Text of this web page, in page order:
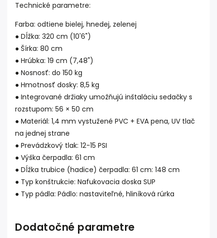
Technické parametre:
Farba: odtiene bielej, hnedej, zelenej
● Dĺžka: 320 cm (10'6")
● Šírka: 80 cm
● Hrúbka: 19 cm (7,48")
● Nosnosť: do 150 kg
● Hmotnosť dosky: 8,5 kg
● Integrované držiaky umožňujú inštaláciu sedačky s
rozstupom: 56 × 50 cm
● Materiál: 1,4 mm vystužené PVC + EVA pena, UV tlač
na jednej strane
● Prevádzkový tlak: 12-15 PSI
● Výška čerpadla: 61 cm
● Dĺžka trubice (hadice) čerpadla: 61 cm: 148 cm
● Typ konštrukcie: Nafukovacia doska SUP
● Typ pádla: Pádlo: nastaviteľné, hliníková rúrka
Dodatočné parametre